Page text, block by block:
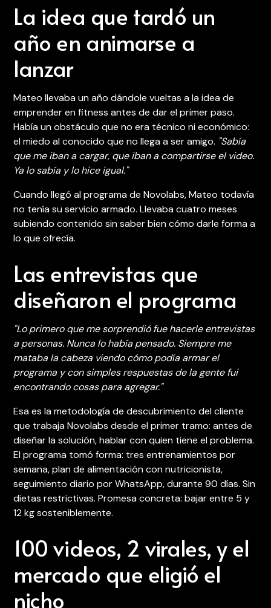
La idea que tardó un
año en animarse a
lanzar
Mateo llevaba un año dándole vueltas a la idea de
emprender en fitness antes de dar el primer paso.
Había un obstáculo que no era técnico ni económico:
el miedo al conocido que no llega a ser amigo. "Sabía
que me iban a cargar, que iban a compartirse el video.
Ya lo sabía y lo hice igual."
Cuando llegó al programa de Novolabs, Mateo todavía
no tenía su servicio armado. Llevaba cuatro meses
subiendo contenido sin saber bien cómo darle forma a
lo que ofrecía.
Las entrevistas que
diseñaron el programa
"Lo primero que me sorprendió fue hacerle entrevistas
a personas. Nunca lo había pensado. Siempre me
mataba la cabeza viendo cómo podía armar el
programa y con simples respuestas de la gente fui
encontrando cosas para agregar."
Esa es la metodología de descubrimiento del cliente
que trabaja Novolabs desde el primer tramo: antes de
diseñar la solución, hablar con quien tiene el problema.
El programa tomó forma: tres entrenamientos por
semana, plan de alimentación con nutricionista,
seguimiento diario por WhatsApp, durante 90 días. Sin
dietas restrictivas. Promesa concreta: bajar entre 5 y
12 kg sosteniblemente.
100 videos, 2 virales, y el
mercado que eligió el
nicho